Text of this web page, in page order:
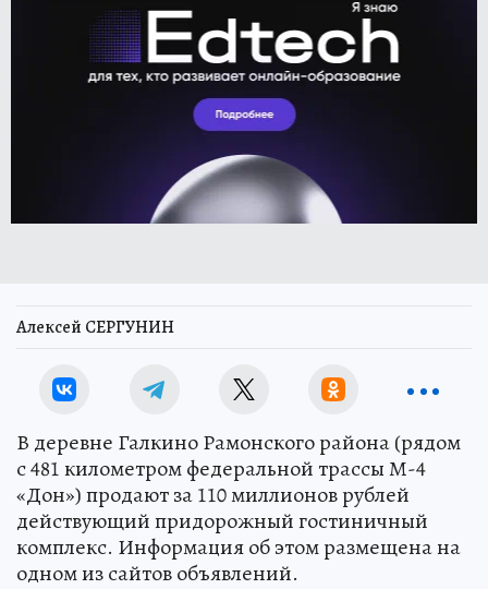
Алексей СЕРГУНИН
В деревне Галкино Рамонского района (рядом
с 481 километром федеральной трассы М-4
«Дон») продают за 110 миллионов рублей
действующий придорожный гостиничный
комплекс. Информация об этом размещена на
одном из сайтов объявлений.